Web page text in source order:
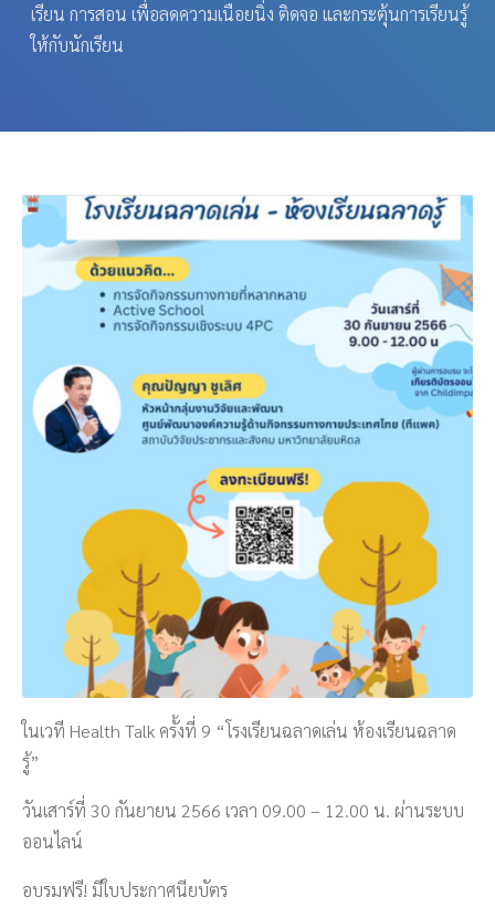
เรียน การสอน เพื่อลดความเนือยนิ่ง ติดจอ และกระตุ้นการเรียนรู้
ให้กับนักเรียน
ในเวที Health Talk ครั้งที่ 9 “โรงเรียนฉลาดเล่น ห้องเรียนฉลาด
รู้”
วันเสาร์ที่ 30 กันยายน 2566 เวลา 09.00 – 12.00 น. ผ่านระบบ
ออนไลน์
อบรมฟรี! มีใบประกาศนียบัตร